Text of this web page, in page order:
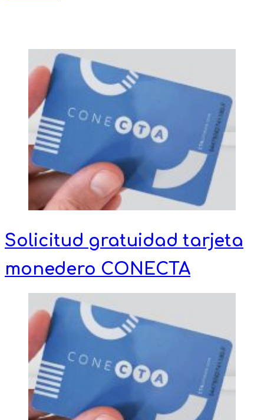
Solicitud gratuidad tarjeta
monedero CONECTA